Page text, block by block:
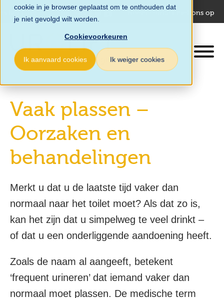
cookie in je browser geplaatst om te onthouden dat
je niet gevolgd wilt worden.
Cookievoorkeuren
Ik aanvaard cookies Ik weiger cookies
Volg ons Neem contact met ons op
Vaak plassen –
Oorzaken en
behandelingen
Merkt u dat u de laatste tijd vaker dan
normaal naar het toilet moet? Als dat zo is,
kan het zijn dat u simpelweg te veel drinkt –
of dat u een onderliggende aandoening heeft.
Zoals de naam al aangeeft, betekent
‘frequent urineren’ dat iemand vaker dan
normaal moet plassen. De medische term